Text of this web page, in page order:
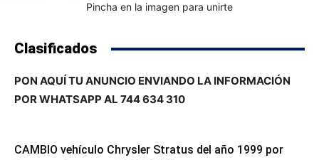
Pincha en la imagen para unirte
Clasificados
PON AQUÍ TU ANUNCIO ENVIANDO LA INFORMACIÓN
POR WHATSAPP AL 744 634 310
CAMBIO vehículo Chrysler Stratus del año 1999 por